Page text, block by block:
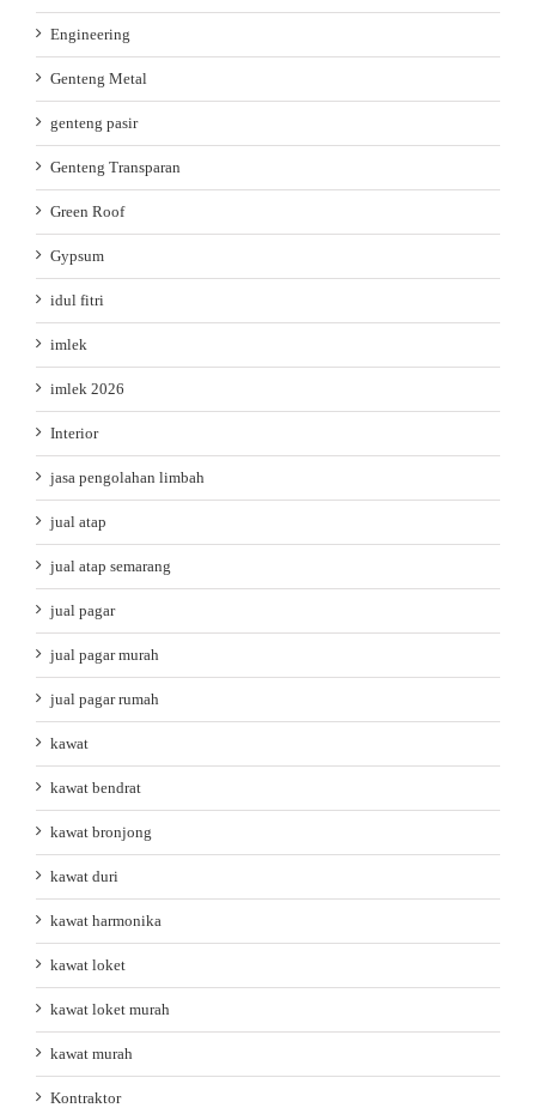
Engineering
Genteng Metal
genteng pasir
Genteng Transparan
Green Roof
Gypsum
idul fitri
imlek
imlek 2026
Interior
jasa pengolahan limbah
jual atap
jual atap semarang
jual pagar
jual pagar murah
jual pagar rumah
kawat
kawat bendrat
kawat bronjong
kawat duri
kawat harmonika
kawat loket
kawat loket murah
kawat murah
Kontraktor